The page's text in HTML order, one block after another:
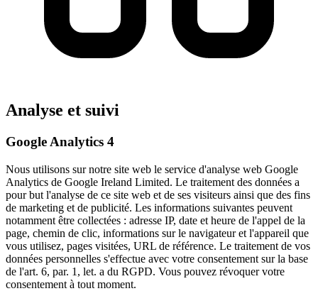
Analyse et suivi
Google Analytics 4
Nous utilisons sur notre site web le service d'analyse web Google
Analytics de Google Ireland Limited. Le traitement des données a
pour but l'analyse de ce site web et de ses visiteurs ainsi que des fins
de marketing et de publicité. Les informations suivantes peuvent
notamment être collectées : adresse IP, date et heure de l'appel de la
page, chemin de clic, informations sur le navigateur et l'appareil que
vous utilisez, pages visitées, URL de référence. Le traitement de vos
données personnelles s'effectue avec votre consentement sur la base
de l'art. 6, par. 1, let. a du RGPD. Vous pouvez révoquer votre
consentement à tout moment.